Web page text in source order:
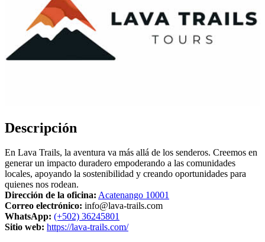
Descripción
En Lava Trails, la aventura va más allá de los senderos. Creemos en
generar un impacto duradero empoderando a las comunidades
locales, apoyando la sostenibilidad y creando oportunidades para
quienes nos rodean.
Dirección de la oficina: Acatenango 10001
Correo electrónico: info@lava-trails.com
WhatsApp: (+502) 36245801
Sitio web: https://lava-trails.com/